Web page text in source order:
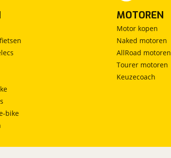
bike
MOTOREN
Motor kopen
Naked motoren
AllRoad motoren
Tourer motoren
Keuzecoach